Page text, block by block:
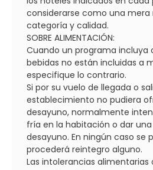
considerarse como una mera
categoría y calidad.
SOBRE ALIMENTACIÓN:
Cuando un programa incluya
bebidas no están incluidas a
especifique lo contrario.
Si por su vuelo de llegada o
establecimiento no pudiera
desayuno, normalmente
fría en la habitación o dar
desayuno. En ningún caso se
procederá reintegro alguno.
Las intolerancias alimentarias